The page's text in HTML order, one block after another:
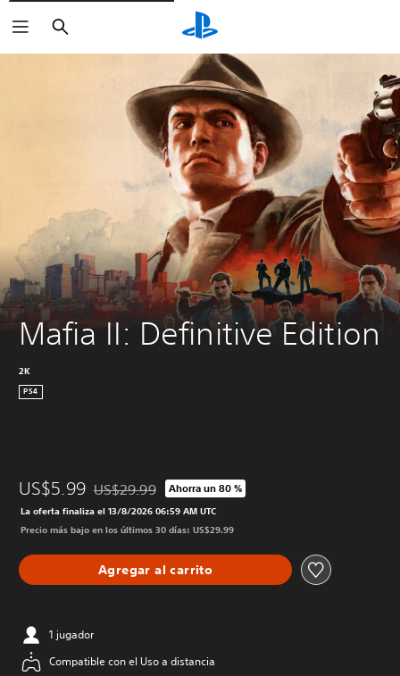
Buscar
Mafia II: Definitive Edition
2K
PS4
US$5.99 Rebajado del precio original de US$29.99
US$29.99 Ahorra un 80 %
La oferta finaliza el 13/8/2026 06:59 AM UTC
Precio más bajo en los últimos 30 días: US$29.99
Agregar al carrito
1 jugador
Compatible con el Uso a distancia